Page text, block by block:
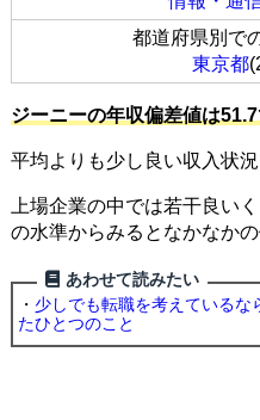
都道府県別で
東京都
ジーニーの年収偏差値は51.7
平均よりも少し良い収入状況
上場企業の中では若干良い
の水準からみるとなかなか
あわせて読みたい
・ 少しでも転職を考えているな
たひとつのこと